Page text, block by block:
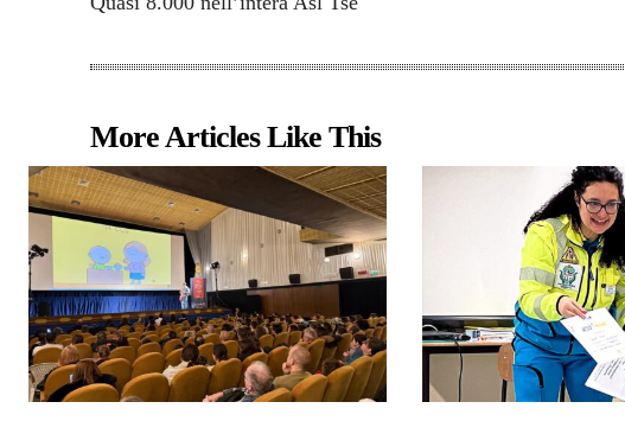
More Articles Like This